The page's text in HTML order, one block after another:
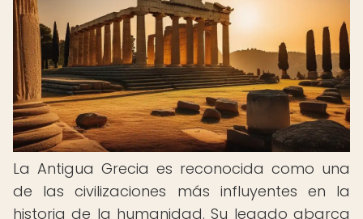
La Antigua Grecia es reconocida como una
de las civilizaciones más influyentes en la
historia de la humanidad. Su legado abarca